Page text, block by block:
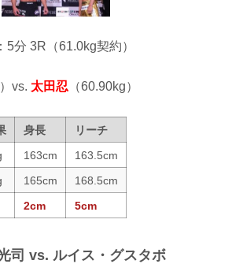
5分 3R（61.0kg契約）
vs. 太田忍 （60.90kg）
身長
リーチ
163cm
163.5cm
165cm
168.5cm
2cm 5cm
司 vs. ルイス・グスタボ